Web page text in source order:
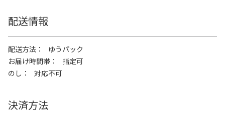
配送情報
配送方法
ゆうパック
お届け時間帯
指定可
のし
対応不可
決済方法